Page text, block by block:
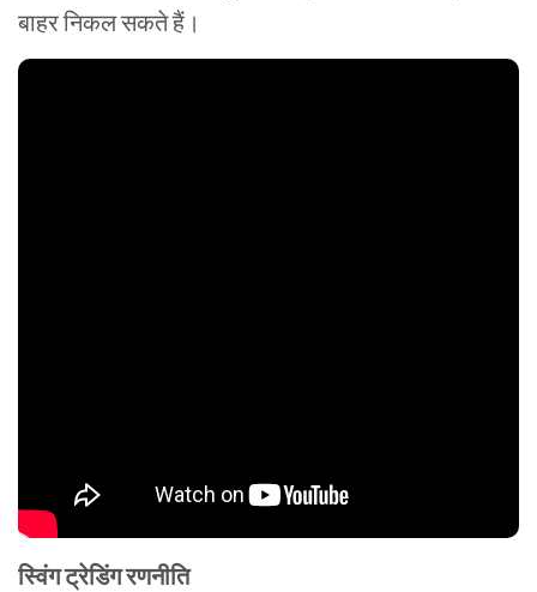
बाहर निकल सकते हैं।
स्विंग ट्रेडिंग रणनीति